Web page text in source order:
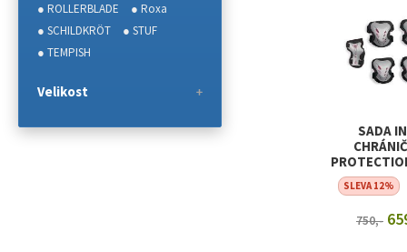
SADA
SLEVA 12%
750,-
● ROLLERBLADE
● Roxa
● SCHILDKRÖT
● STUF
● TEMPISH
Velikost